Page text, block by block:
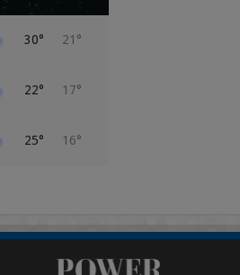
30° 21°
22° 17°
25° 16°
22° 12°